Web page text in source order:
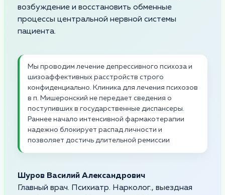
возбуждение и восстановить обменные
процессы центральной нервной системы
пациента.
Мы проводим лечение депрессивного психоза и
шизоаффективных расстройств строго
конфиденциально. Клиника для лечения психозов
в п. Мишеронский не передает сведения о
поступивших в государственные диспансеры.
Раннее начало интенсивной фармакотерапии
надежно блокирует распад личности и
позволяет достичь длительной ремиссии
Шуров Василий Александрович
Главный врач. Психиатр. Нарколог., выездная